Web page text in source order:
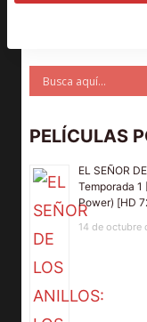
PELÍCULAS
EL SEÑOR
Temporada
Power) [HD
14 de octubre